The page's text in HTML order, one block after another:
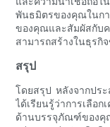
พันธมิตรของคุณในก
ของคุณและสัมผัสกับค
สามารถสร้างในธุรกิ
สรุป
โดยสรุป หลังจากปร
ได้เรียนรู้ว่าการเลือ
ด้านบรรจุภัณฑ์ของคุ